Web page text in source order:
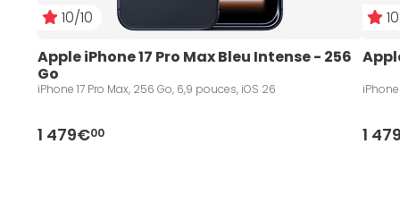
10/10
Apple iPhone 17 Pro Max Bleu Intense - 256
Go
iPhone 17 Pro Max, 256 Go, 6,9 pouces, iOS 26
1 479€00 1